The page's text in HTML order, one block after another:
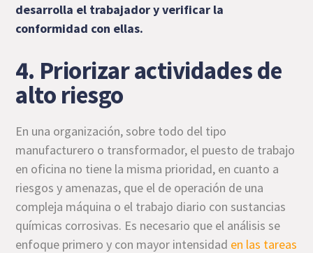
desarrolla el trabajador y verificar la
conformidad con ellas.
4. Priorizar actividades de
alto riesgo
En una organización, sobre todo del tipo
manufacturero o transformador, el puesto de trabajo
en oficina no tiene la misma prioridad, en cuanto a
riesgos y amenazas, que el de operación de una
compleja máquina o el trabajo diario con sustancias
químicas corrosivas. Es necesario que el análisis se
enfoque primero y con mayor intensidad en las tareas